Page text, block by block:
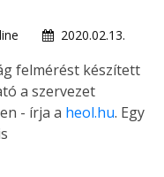
2020.02.13.
felmérést készített
a szervezet
- írja a heol.hu. Egy